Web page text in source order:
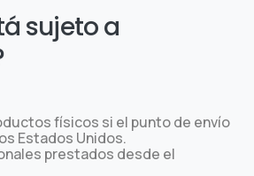
sujeto a
físicos si el punto de envío
Estados Unidos.
prestados desde el